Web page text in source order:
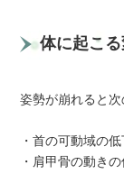
体に起こ
姿勢が崩れると次
・首の可動域の
・肩甲骨の動き